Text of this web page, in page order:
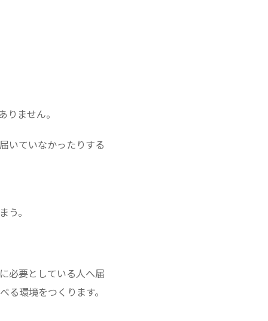
ません。
いていなかったりする
。
必要としている人へ届
環境をつくります。